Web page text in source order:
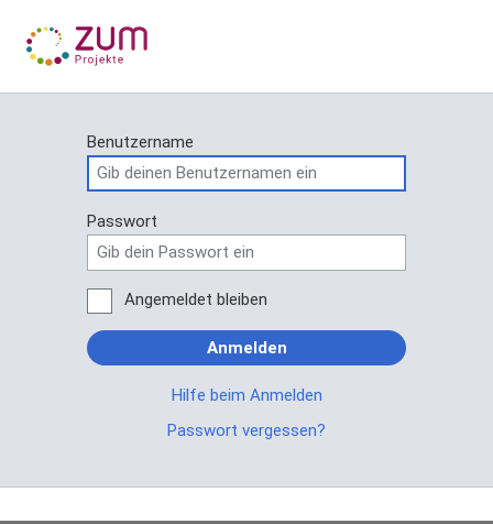
Benutzername
Passwort
Angemeldet bleiben
Anmelden
Hilfe beim Anmelden
Passwort vergessen?